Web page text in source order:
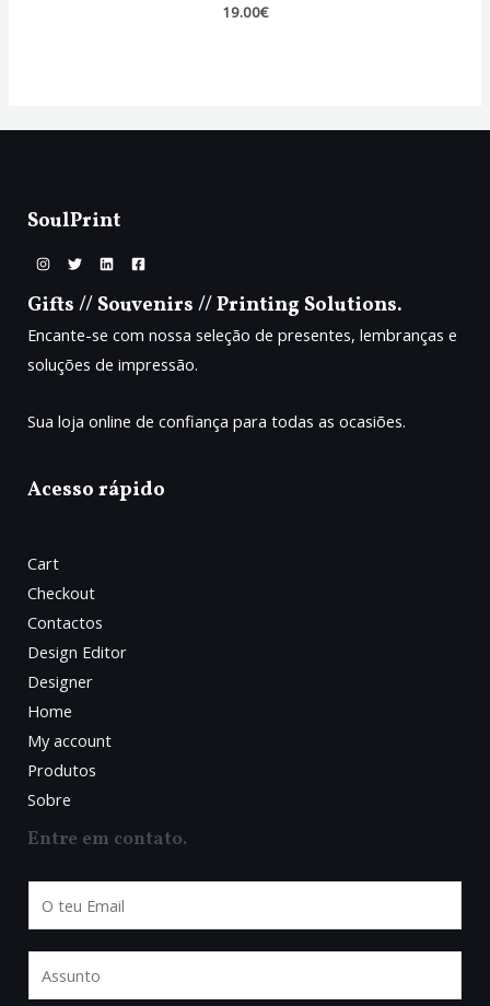
Avaliação
19.00€
SoulPrint
Gifts // Souvenirs // Printing Solutions.
Encante-se com nossa seleção de presentes, lembranças e
soluções de impressão.
Sua loja online de confiança para todas as ocasiões.
Acesso rápido
Cart
Checkout
Contactos
Design Editor
Designer
Home
My account
Produtos
Sobre
Entre em contato.
m
a
s